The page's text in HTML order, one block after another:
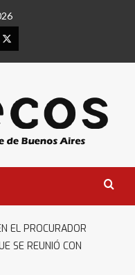
Twitter
EL PROCURADOR
SE REUNIÓ CON